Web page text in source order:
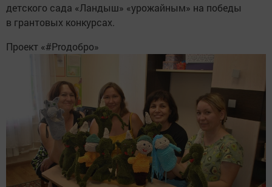
детского сада «Ландыш» «урожайным» на победы
в грантовых конкурсах.
Проект «#Proдобро»